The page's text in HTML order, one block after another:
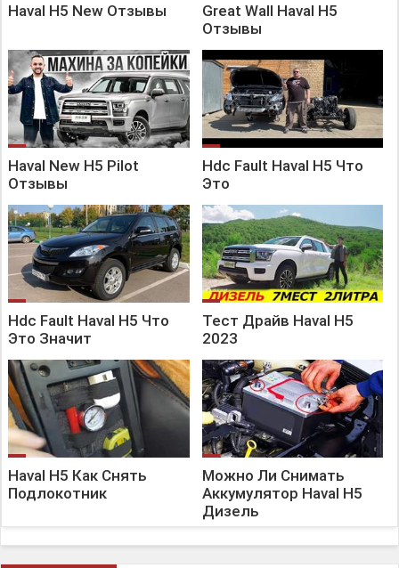
Haval H5 New Отзывы
Great Wall Haval H5
Отзывы
Haval New H5 Pilot
Отзывы
Hdc Fault Haval H5 Что
Это
Hdc Fault Haval H5 Что
Это Значит
Тест Драйв Haval H5
2023
Haval H5 Как Снять
Подлокотник
Можно Ли Снимать
Аккумулятор Haval H5
Дизель